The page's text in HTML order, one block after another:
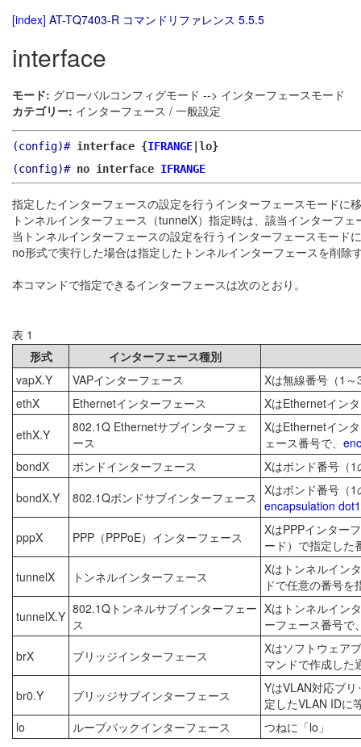
[index] AT-TQ7403-R コマンドリファレンス 5.5.5
interface
モード: グローバルコンフィグモード --> インターフェースモード
カテゴリー: インターフェース / 一般設定
(config)# interface {IFRANGE |lo}
(config)# no interface IFRANGE
指定したインターフェースの設定を行うインターフェースモードに
トンネルインターフェース（tunnelX）指定時は、該当インターフ
当トンネルインターフェースの設定を行うインターフェースモード
no形式で実行した場合は指定したトンネルインターフェースを削
本コマンドで指定できるインターフェースは次のとおり。
表 1
形式
インターフェース種別
vapX.Y
VAPインターフェース
Xは無線番号（1
ethX
Ethernetインターフェース
XはEthernetイン
ethX.Y
802.1Q Ethernetサブインターフェ
ース
XはEthernetイン
ェース番号で、
bondX
ボンドインターフェース
Xはボンド番号（1
bondX.Y
802.1Qボンドサブインターフェース Xはボンド番号（
encapsulation
pppX
PPP（PPPoE）インターフェース
XはPPPインター
ード）で指定した
tunnelX
トンネルインターフェース
Xはトンネルイン
ドで任意の番号
tunnelX.Y 802.1Qトンネルサブインターフェー
ス
Xはトンネルイン
ーフェース番号で
brX
ブリッジインターフェース
Xはソフトウェア
マンドで作成した
br0.Y
ブリッジサブインターフェース
YはVLAN対応ブ
定したVLAN IDに
lo
ループバックインターフェース つねに「lo」